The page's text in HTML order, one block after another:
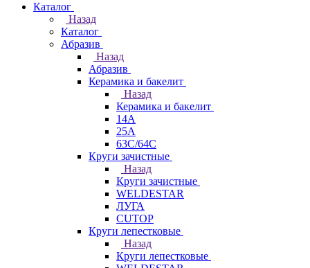
Каталог
Назад
Каталог
Абразив
Назад
Абразив
Керамика и бакелит
Назад
Керамика и бакелит
14А
25А
63С/64С
Круги зачистные
Назад
Круги зачистные
WELDESTAR
ЛУГА
CUTOP
Круги лепестковые
Назад
Круги лепестковые